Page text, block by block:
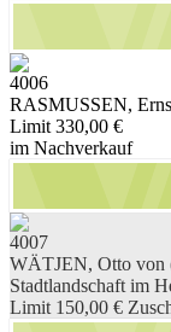
4006
RASMUSSEN,
Limit 330,00 €
im Nachverkauf
4007
WÄTJEN, Otto von
Stadtlandschaft im
Limit 150,00 €